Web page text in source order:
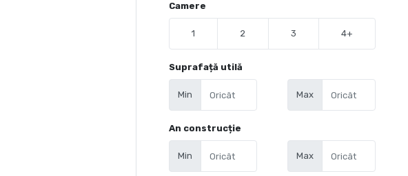
Camere
1 2 3 4+
Suprafață utilă
Min Max
An construcție
Min Max